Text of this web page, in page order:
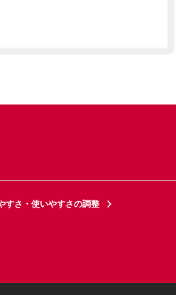
すさ・使いやすさの調整